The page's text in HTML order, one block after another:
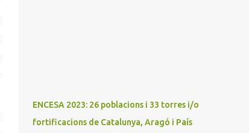
Areny, Benavarri i Tremp L'acció del proper
dissabte començarà a Benavarri a Areny a
les 12 i l'encesa de les tres torres: Benavarri,
ENCESA 2023: 26 poblacions i 33 torres i/o
fortificacions de Catalunya, Aragó i País